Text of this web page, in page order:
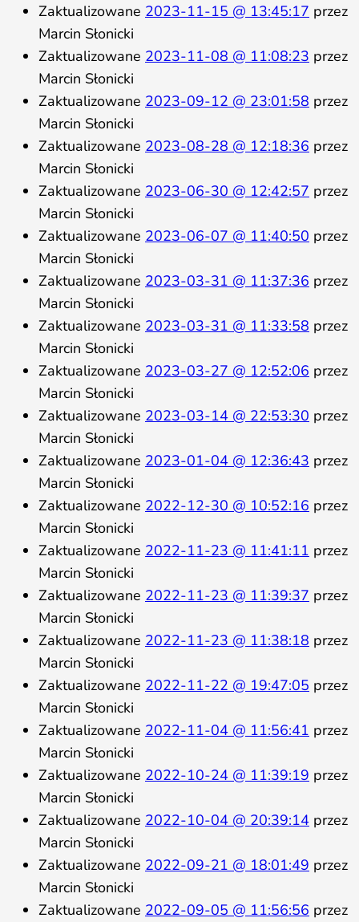
Zaktualizowane 2023-11-15 @ 13:45:17 przez
Marcin Słonicki
Zaktualizowane 2023-11-08 @ 11:08:23 przez
Marcin Słonicki
Zaktualizowane 2023-09-12 @ 23:01:58 przez
Marcin Słonicki
Zaktualizowane 2023-08-28 @ 12:18:36 przez
Marcin Słonicki
Zaktualizowane 2023-06-30 @ 12:42:57 przez
Marcin Słonicki
Zaktualizowane 2023-06-07 @ 11:40:50 przez
Marcin Słonicki
Zaktualizowane 2023-03-31 @ 11:37:36 przez
Marcin Słonicki
Zaktualizowane 2023-03-31 @ 11:33:58 przez
Marcin Słonicki
Zaktualizowane 2023-03-27 @ 12:52:06 przez
Marcin Słonicki
Zaktualizowane 2023-03-14 @ 22:53:30 przez
Marcin Słonicki
Zaktualizowane 2023-01-04 @ 12:36:43 przez
Marcin Słonicki
Zaktualizowane 2022-12-30 @ 10:52:16 przez
Marcin Słonicki
Zaktualizowane 2022-11-23 @ 11:41:11 przez
Marcin Słonicki
Zaktualizowane 2022-11-23 @ 11:39:37 przez
Marcin Słonicki
Zaktualizowane 2022-11-23 @ 11:38:18 przez
Marcin Słonicki
Zaktualizowane 2022-11-22 @ 19:47:05 przez
Marcin Słonicki
Zaktualizowane 2022-11-04 @ 11:56:41 przez
Marcin Słonicki
Zaktualizowane 2022-10-24 @ 11:39:19 przez
Marcin Słonicki
Zaktualizowane 2022-10-04 @ 20:39:14 przez
Marcin Słonicki
Zaktualizowane 2022-09-21 @ 18:01:49 przez
Marcin Słonicki
Zaktualizowane 2022-09-05 @ 11:56:56 przez